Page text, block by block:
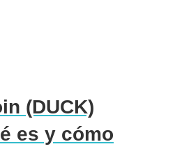
(DUCK)
es y cómo